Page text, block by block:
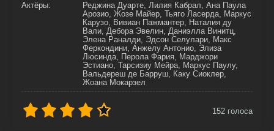
Актёры:
Реджина Дуарте, Лилия Кабрал, Ана Паула
Арозио, Жозе Майер, Тьяго Ласерда, Маркус
Карузо, Вивиан Пажмантер, Наталия ду
Вали, Дебора Эвелин, Даниэлла Винитц,
Элена Раналди, Эдсон Селулари, Макс
Феркондини, Анжелу Антонио, Элиза
Люсинда, Перола Фария, Марджори
Эстиано, Тарсизиу Мейра, Маркус Паулу,
Вальдереш де Барруш, Каку Сиоклер,
Жоана Мокарзел
152 голоса